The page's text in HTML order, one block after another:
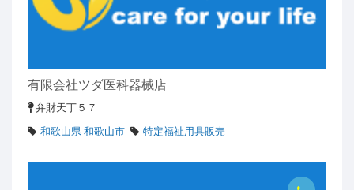
有限会社ツダ医科器械店
弁財天丁５７
和歌山県 和歌山市
特定福祉用具販売